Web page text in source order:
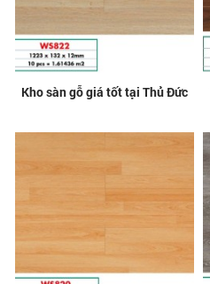
Kho sàn gỗ giá tốt tại Thủ Đức